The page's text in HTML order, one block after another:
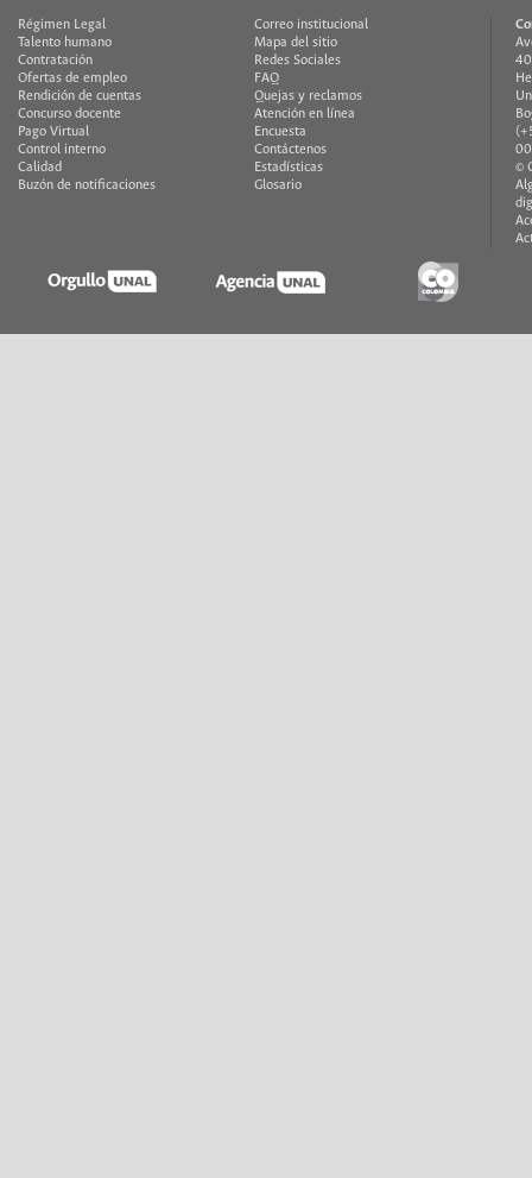
Régimen Legal
Talento humano
Contratación
Ofertas de empleo
Rendición de cuentas
Concurso docente
Pago Virtual
Control interno
Calidad
Buzón de notificaciones
Correo institucional
Mapa del sitio
Redes Sociales
FAQ
Quejas y reclamos
Atención en línea
Encuesta
Contáctenos
Estadísticas
Glosario
©